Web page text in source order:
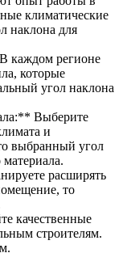
климатические
наклона для
каждом регионе
которые
угол наклона
Выберите
и
выбранный угол
материала.
расширять
то
качественные
строителям.